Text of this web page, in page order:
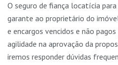
O seguro de fiança locatícia
garante ao proprietário do
e encargos vencidos e não
agilidade na aprovação da
iremos responder dúvidas